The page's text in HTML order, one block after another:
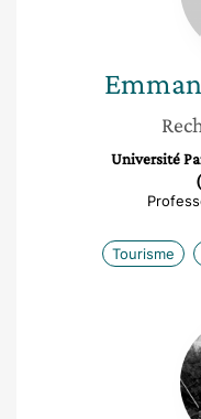
Université
Tourisme